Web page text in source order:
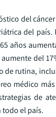
del
del país.
años
del
rutina,
médico
de
el país.